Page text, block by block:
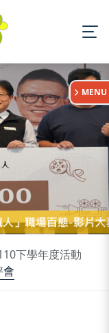
下學年度活動
會
MENU